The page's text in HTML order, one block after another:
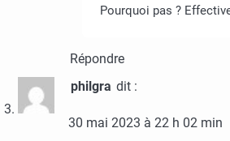
Pourquoi pas ?
Répondre
philgra dit :
30 mai 2023 à 22 h 02 min